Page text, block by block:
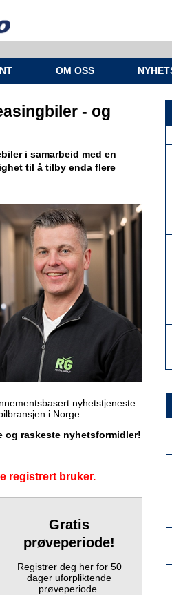
OM OSS
- og
i samarbeid med en
til å tilby enda flere
nyhetstjeneste
i Norge.
raskeste nyhetsformidler!
registrert bruker.
Gratis
prøveperiode!
Registrer deg her for 50
dager uforpliktende
prøveperiode.